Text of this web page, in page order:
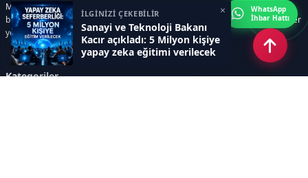
İLGİNİZİ ÇEKEBİLİR
Sanayi ve Teknoloji Bakanı
Kacır açıkladı: 5 Milyon kişiye
yapay zeka eğitimi verilecek
×
Milli Eğitim Bakanlığı gelişmeleri, üniversite haberleri, rehberlik içerikleri,
bilim ve teknoloji alanındaki yenilikler ile öğrenci yaşamına dair güncel bilgiler
yer alır.
Kategoriler
WhatsApp
İhbar Hattı